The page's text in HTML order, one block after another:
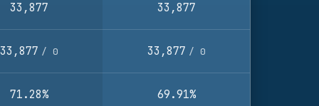
33,877 33,877
33,877 / 0 33,877 / 0
71.28% 69.91%